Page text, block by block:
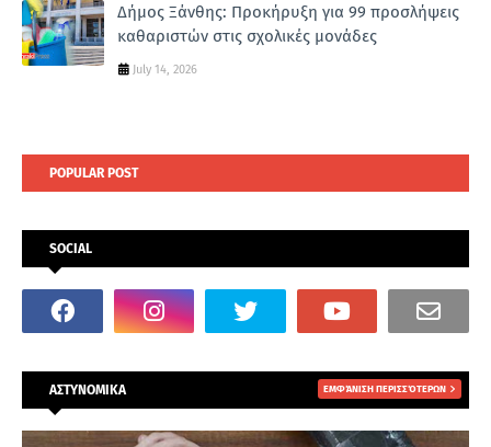
Δήμος Ξάνθης: Προκήρυξη για 99 προσλήψεις
καθαριστών στις σχολικές μονάδες
July 14, 2026
POPULAR POST
SOCIAL
ΑΣΤΥΝΟΜΙΚΑ ΕΜΦΆΝΙΣΗ ΠΕΡΙΣΣΌΤΕΡΩΝ